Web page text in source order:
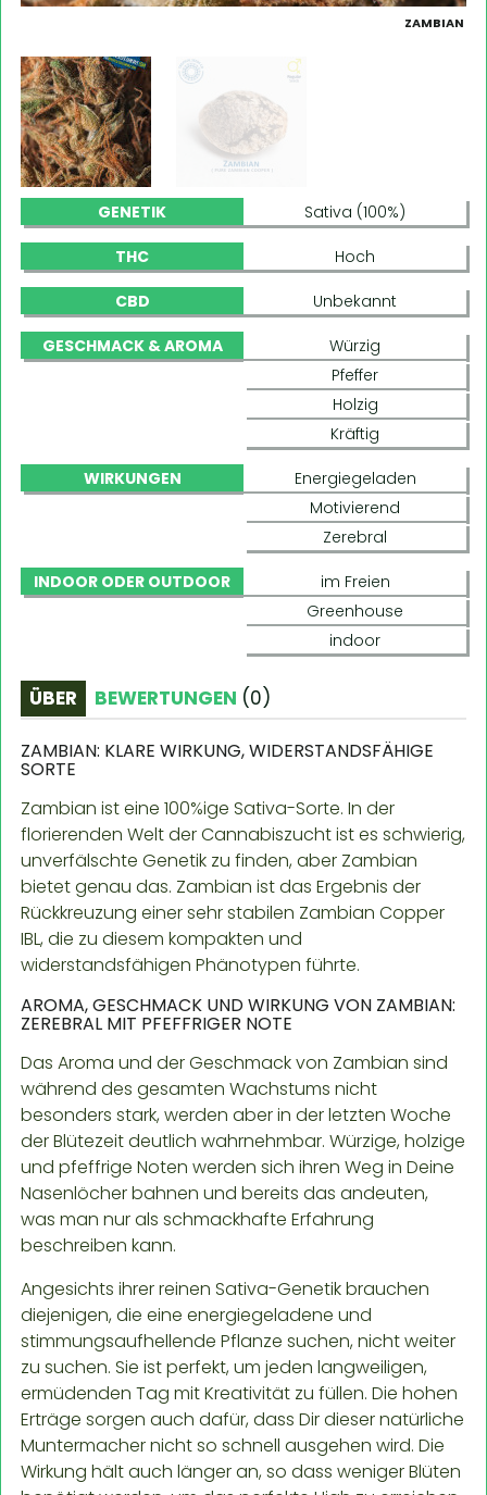
ZAMBIAN
GENETIK Sativa (100%)
THC Hoch
CBD Unbekannt
GESCHMACK & AROMA
Würzig
Pfeffer
Holzig
Kräftig
WIRKUNGEN
Energiegeladen
Motivierend
Zerebral
INDOOR ODER OUTDOOR
im Freien
Greenhouse
indoor
ÜBER BEWERTUNGEN (0)
ZAMBIAN: KLARE WIRKUNG, WIDERSTANDSFÄHIGE
SORTE
Zambian ist eine 100%ige Sativa-Sorte. In der
florierenden Welt der Cannabiszucht ist es schwierig,
unverfälschte Genetik zu finden, aber Zambian
bietet genau das. Zambian ist das Ergebnis der
Rückkreuzung einer sehr stabilen Zambian Copper
IBL, die zu diesem kompakten und
widerstandsfähigen Phänotypen führte.
AROMA, GESCHMACK UND WIRKUNG VON ZAMBIAN:
ZEREBRAL MIT PFEFFRIGER NOTE
Das Aroma und der Geschmack von Zambian sind
während des gesamten Wachstums nicht
besonders stark, werden aber in der letzten Woche
der Blütezeit deutlich wahrnehmbar. Würzige, holzige
und pfeffrige Noten werden sich ihren Weg in Deine
Nasenlöcher bahnen und bereits das andeuten,
was man nur als schmackhafte Erfahrung
beschreiben kann.
Angesichts ihrer reinen Sativa-Genetik brauchen
diejenigen, die eine energiegeladene und
stimmungsaufhellende Pflanze suchen, nicht weiter
zu suchen. Sie ist perfekt, um jeden langweiligen,
ermüdenden Tag mit Kreativität zu füllen. Die hohen
Erträge sorgen auch dafür, dass Dir dieser natürliche
Muntermacher nicht so schnell ausgehen wird. Die
Wirkung hält auch länger an, so dass weniger Blüten